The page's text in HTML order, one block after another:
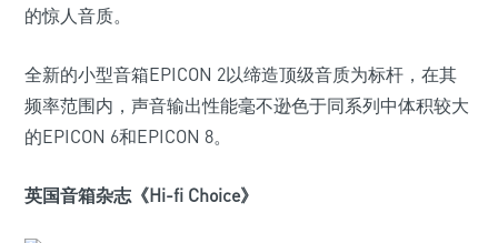
的惊人音质。
全新的小型音箱EPICON 2以缔造顶级音质为标杆，在其
频率范围内，声音输出性能毫不逊色于同系列中体积较大
的EPICON 6和EPICON 8。
英国音箱杂志《Hi-fi Choice》